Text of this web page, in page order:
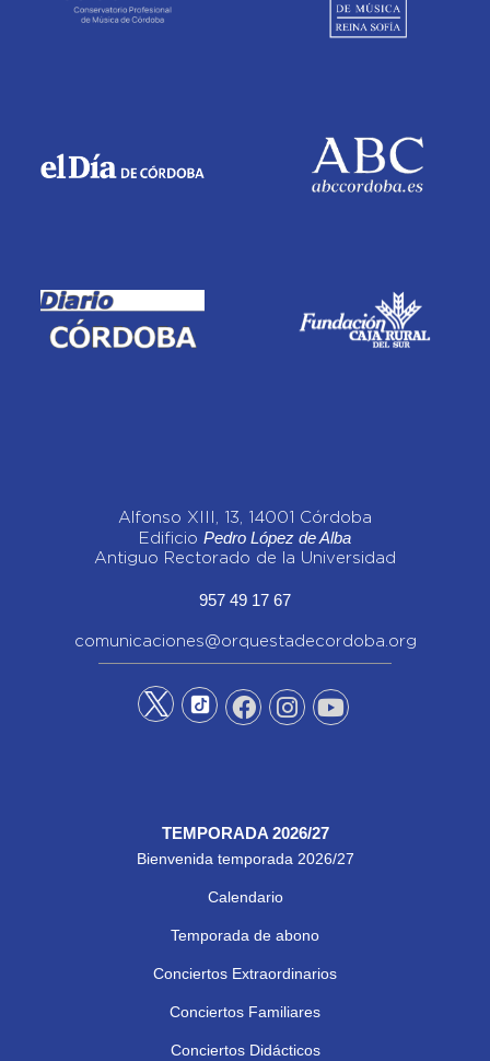
Alfonso XIII, 13, 14001 Córdoba
Edificio Pedro López de Alba
Antiguo Rectorado de la Universidad
957 49 17 67
comunicaciones@orquestadecordoba.org
TEMPORADA 2026/27
Bienvenida temporada 2026/27
Calendario
Temporada de abono
Conciertos Extraordinarios
Conciertos Familiares
Conciertos Didácticos